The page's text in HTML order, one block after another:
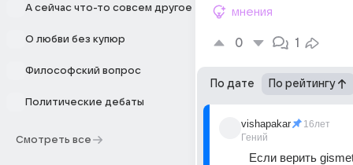
А сейчас что-то совсем другое
О любви без купюр
Философский вопрос
Политические дебаты
Смотреть все
мнения
0 1
По дате По рейтингу
vishapakar
Гений
16лет
Если верить